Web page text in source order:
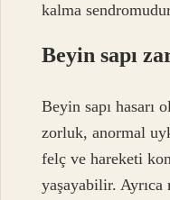
kalma
Beyin sapı
Beyin sapı hasarı
zorluk, anormal
felç ve hareketi
yaşayabilir.